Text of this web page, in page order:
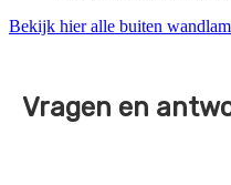
Bekijk hier alle buiten
Vragen en